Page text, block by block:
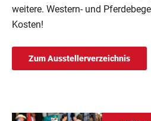
weitere. Western- und
Kosten!
Zum Ausstellerverzeichnis